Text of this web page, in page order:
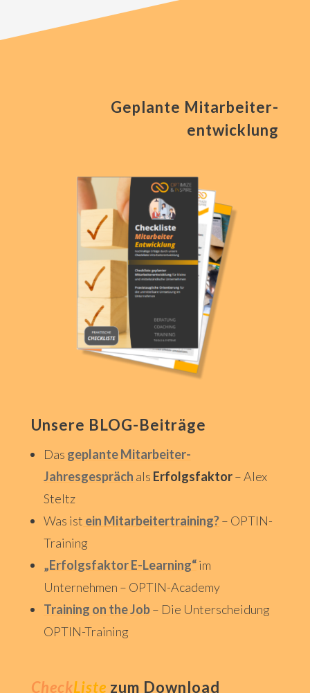
Geplante Mitarbeiter-
entwicklung
Unsere BLOG-Beiträge
Das geplante Mitarbeiter-
Jahresgespräch als Erfolgsfaktor– Alex
Steltz
Was ist ein Mitarbeitertraining?– OPTIN-
Training
„Erfolgsfaktor E-Learning“im
Unternehmen – OPTIN-Academy
Training on the Job– Die Unterscheidung
OPTIN-Training
CheckListe zum Download